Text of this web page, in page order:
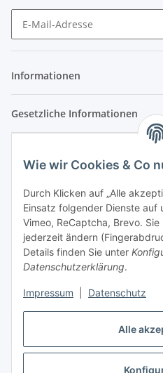
Alle
Wie wir Cookies & Co
Durch Klicken auf „Alle
Einsatz folgender Dienste auf
Vimeo, ReCaptcha, Brevo.
jederzeit ändern
Details finden Sie unter
Datenschutzerklärung.
Impressum Datenschutz
Informationen
Gesetzliche Informationen
Vertrag